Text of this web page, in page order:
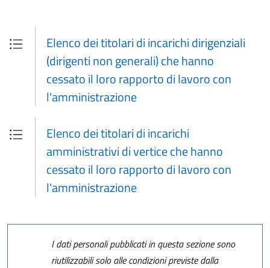
Elenco dei titolari di incarichi dirigenziali
(dirigenti non generali) che hanno
cessato il loro rapporto di lavoro con
l'amministrazione
Elenco dei titolari di incarichi
amministrativi di vertice che hanno
cessato il loro rapporto di lavoro con
l'amministrazione
I dati personali pubblicati in questa sezione sono
riutilizzabili solo alle condizioni previste dalla